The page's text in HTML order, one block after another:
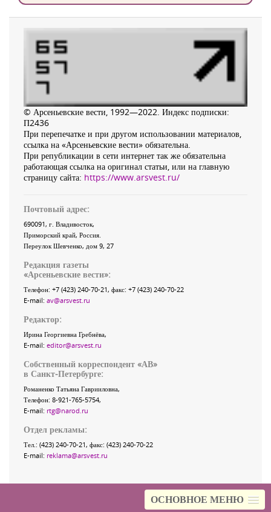
ОСНОВНОЕ МЕНЮ
© Арсеньевские вести, 1992—2022. Индекс подписки:
П2436
При перепечатке и при другом использовании материалов,
ссылка на «Арсеньевские вести» обязательна.
При републикации в сети интернет так же обязательна
работающая ссылка на оригинал статьи, или на главную
страницу сайта: https://www.arsvest.ru/
Почтовый адрес:
690091, г. Владивосток,
Приморский край, Россия
Переулок Шевченко, дом 9, 27
Редакция газеты
«Арсеньевские вести»:
Телефон: +7 (423) 240-70-21, факс: +7 (423) 240-70-22
E-mail: av@arsvest.ru
Редактор:
Ирина Георгиевна Гребнёва,
E-mail: editor@arsvest.ru
Собственный корреспондент «АВ»
в Санкт-Петербурге:
Романенко Татьяна Гаврииловна,
Телефон: 8-921-765-5754,
E-mail: rtg@narod.ru
Отдел рекламы:
Тел.: (423) 240-70-21, факс: (423) 240-70-22
E-mail: reklama@arsvest.ru